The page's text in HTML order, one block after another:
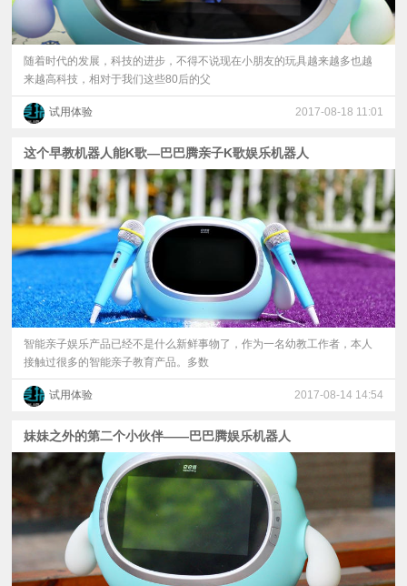
随着时代的发展，科技的进步，不得不说现在小朋友的玩具越来越多也越
来越高科技，相对于我们这些80后的父
试用体验 2017-08-18 11:01
这个早教机器人能K歌—巴巴腾亲子K歌娱乐机器人
智能亲子娱乐产品已经不是什么新鲜事物了，作为一名幼教工作者，本人
接触过很多的智能亲子教育产品。多数
试用体验 2017-08-14 14:54
妹妹之外的第二个小伙伴——巴巴腾娱乐机器人